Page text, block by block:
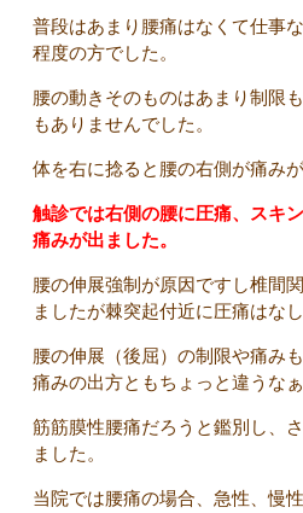
普段はあまり腰痛はなくて仕事
程度の方でした。
腰の動きそのものはあまり制限
もありませんでした。
体を右に捻ると腰の右側が痛み
触診では右側の腰に圧痛、スキ
痛みが出ました。
腰の伸展強制が原因ですし椎間
ましたが棘突起付近に圧痛はなし
腰の伸展（後屈）の制限や痛み
痛みの出方ともちょっと違うな
筋筋膜性腰痛だろうと鑑別し、
ました。
当院では腰痛の場合、急性、慢